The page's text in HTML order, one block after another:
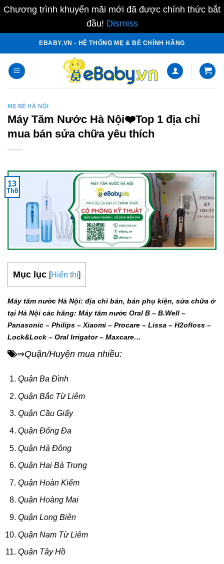
Chương trình khuyến mãi mới đã được chính thức bắt
đầu! Dismiss
content
EBABY.VN - HỆ THỐNG MẸ & BÉ CHÍNH HÃNG
MẸ BÉ HÀ NỘI
Máy Tăm Nước Hà Nội❤️️Top 1 địa chỉ
mua bán sửa chữa yêu thích
13
Th8
Mục lục [Hiển thị]
Máy tăm nước Hà Nội: địa chỉ bán, bán phụ kiện, sửa chữa ở
tại Hà Nội các hãng: Máy tăm nước Oral B – B.Well –
Panasonic – Philips – Xiaomi – Procare – Lissa – H2ofloss –
Lock&Lock – Oral Irrigator – Maxcare…
⇒Quận/Huyện mua nhiều:
Quận Ba Đình
Quận Bắc Từ Liêm
Quận Cầu Giấy
Quận Đống Đa
Quận Hà Đông
Quận Hai Bà Trưng
Quận Hoàn Kiếm
Quận Hoàng Mai
Quận Long Biên
Quận Nam Từ Liêm
Quận Tây Hồ